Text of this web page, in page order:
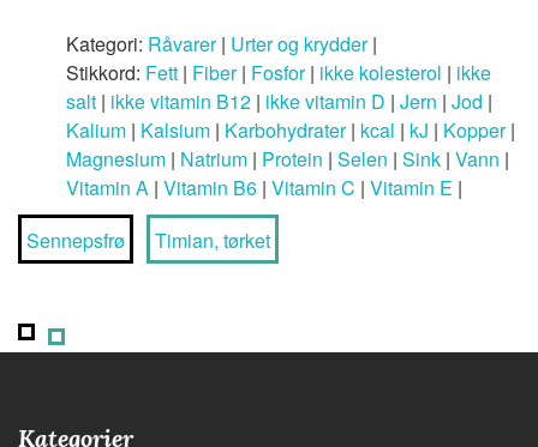
Kategori: Råvarer| Urter og krydder|
Stikkord: Fett | Fiber| Fosfor| ikke kolesterol | ikke
salt | ikke vitamin B12 | ikke vitamin D | Jern | Jod |
Kalium | Kalsium | Karbohydrater| kcal | kJ | Kopper|
Magnesium | Natrium | Protein | Selen | Sink | Vann |
Vitamin A | Vitamin B6 | Vitamin C | Vitamin E |
Sennepsfrø
Timian, tørket
Kategorier